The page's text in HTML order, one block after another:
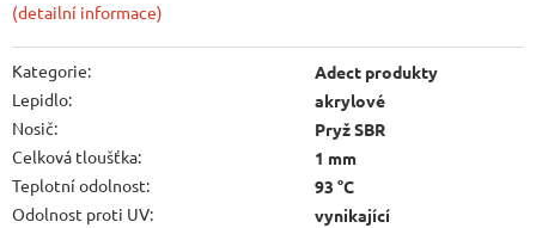
(detailní informace)
Kategorie:
Adect produkty
Lepidlo:
akrylové
Nosič:
Pryž SBR
Celková tloušťka:
1 mm
Teplotní odolnost:
93 °C
Odolnost proti UV:
vynikající